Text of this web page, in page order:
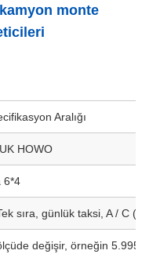
monte
Aralığı
HOWO
6*4
sıra, günlük taksi, A / C
değişir, örneğin